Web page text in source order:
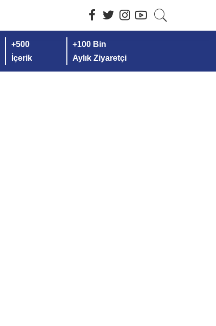
+500
İçerik
+100 Bin
Aylık Ziyaretçi